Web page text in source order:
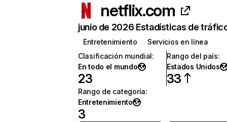
netflix.com
junio de 2026 Estadísticas de
Entretenimiento
Servicios en línea
Clasificación mundial:
En todo el mundo
23
Rango del país:
Estados Unidos
33
Rango de categoría:
Entretenimiento
3